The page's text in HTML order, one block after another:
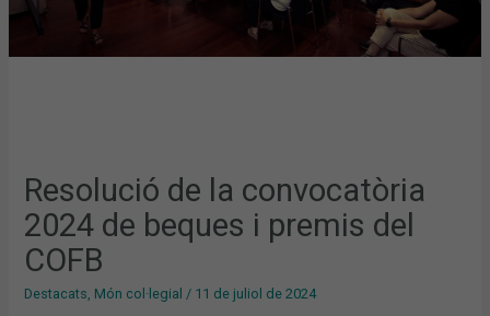
Resolució de la convocatòria
2024 de beques i premis del
COFB
Destacats, Món col·legial / 11 de juliol de 2024